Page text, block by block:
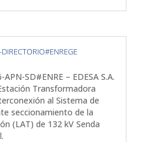
SD#ENRE – EDESA S.A.
Transformadora
al Sistema de
seccionamiento de la
(LAT) de 132 kV Senda